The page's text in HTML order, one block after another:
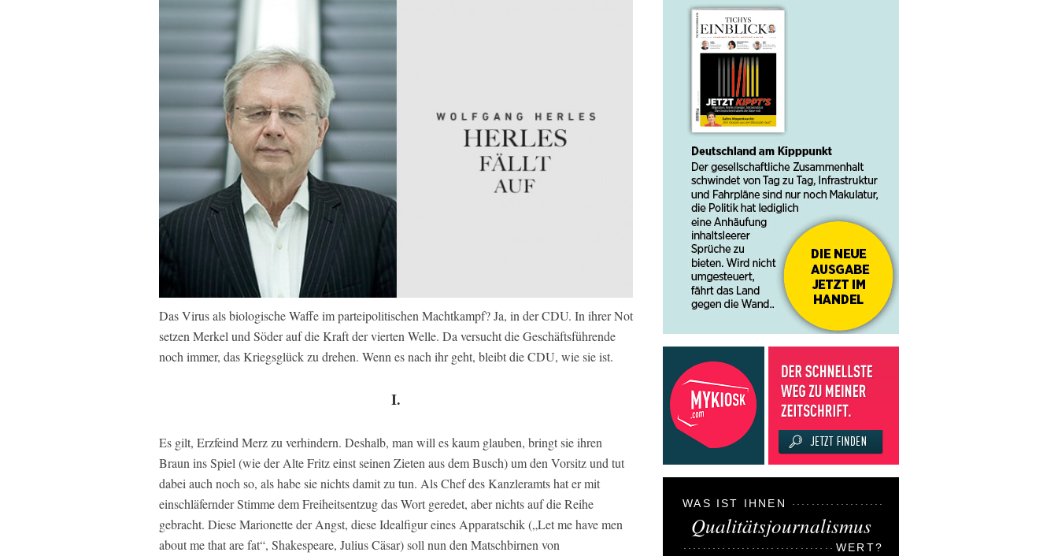
Das Virus als biologische Waffe im parteipolitischen Machtkampf? Ja, in der CDU. In ihrer Not
setzen Merkel und Söder auf die Kraft der vierten Welle. Da versucht die Geschäftsführende
noch immer, das Kriegsglück zu drehen. Wenn es nach ihr geht, bleibt die CDU, wie sie ist.
I.
Es gilt, Erzfeind Merz zu verhindern. Deshalb, man will es kaum glauben, bringt sie ihren
Braun ins Spiel (wie der Alte Fritz einst seinen Zieten aus dem Busch) um den Vorsitz und tut
dabei auch noch so, als habe sie nichts damit zu tun. Als Chef des Kanzleramts hat er mit
einschläfernder Stimme dem Freiheitsentzug das Wort geredet, aber nichts auf die Reihe
gebracht. Diese Marionette der Angst, diese Idealfigur eines Apparatschik („Let me have men
about me that are fat“, Shakespeare, Julius Cäsar) soll nun den Matschbirnen von
WAS IST IHNEN
Qualitätsjournalismus
WERT?